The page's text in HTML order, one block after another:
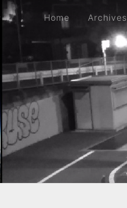
Home Archives
Home